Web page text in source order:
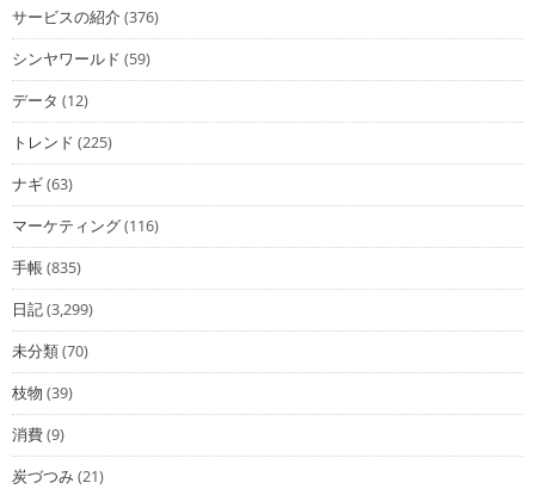
サービスの紹介(376)
シンヤワールド (59)
データ (12)
トレンド (225)
ナギ(63)
マーケティング(116)
手帳(835)
日記(3,299)
未分類(70)
枝物 (39)
消費(9)
炭づつみ(21)